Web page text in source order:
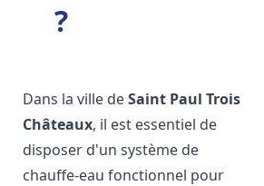
?
Dans la ville deSaint Paul Trois
Châteaux, il est essentiel de
disposer d'un système de
chauffe-eau fonctionnel pour